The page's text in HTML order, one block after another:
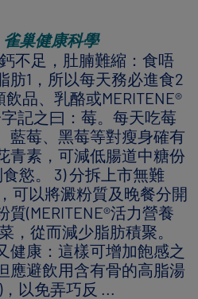
巢健康科學
不足，肚腩難縮：食唔
肪1，所以每天務必進食2
品、乳酪或MERITENE®
記之曰：莓。每天吃莓
藍莓、黑莓等對瘦身確有
青素，可減低腸道中糖份
慾。 3) 分拆上市無難
可以將澱粉質及晚餐分開
(MERITENE®活力營養
，從而減少脂肪積聚。
健康：這樣可增加飽感之
應避飲用含有骨的高脂湯
以免弄巧反 ...